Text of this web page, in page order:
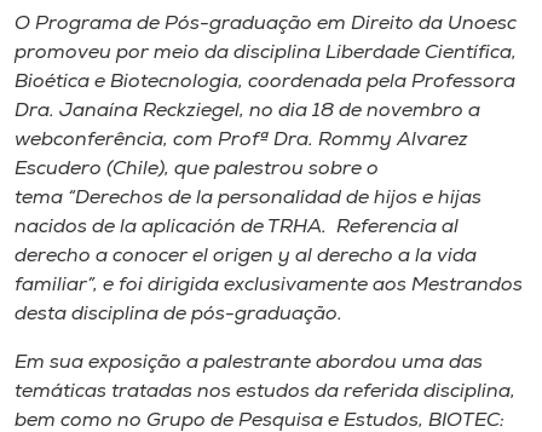
Selecione
A+
A-
O Programa de Pós-graduação em Direito da Unoesc
promoveu por meio da disciplina Liberdade Científica,
Bioética e Biotecnologia, coordenada pela Professora
Dra. Janaína Reckziegel, no dia 18 de novembro a
webconferência, com Profª Dra. Rommy Alvarez
Escudero (Chile), que palestrou sobre o
tema “Derechos de la personalidad de hijos e hijas
nacidos de la aplicación de TRHA. Referencia al
derecho a conocer el origen y al derecho a la vida
familiar”, e foi dirigida exclusivamente aos Mestrandos
desta disciplina de pós-graduação.
Em sua exposição a palestrante abordou uma das
temáticas tratadas nos estudos da referida disciplina,
bem como no Grupo de Pesquisa e Estudos, BIOTEC: